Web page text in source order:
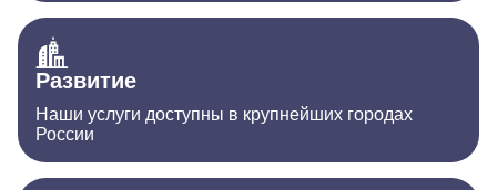
Развитие
Наши услуги доступны в крупнейших городах
России